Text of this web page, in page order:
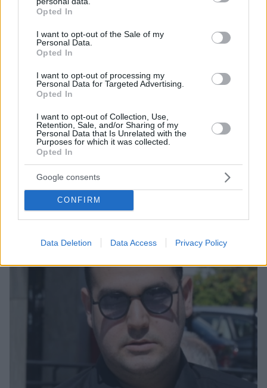
grant or deny consent to Google and its third-party tags to
use your data for below specified purposes in below Google
consent section.
Opted In
I want to opt-out of the Sale of my
Personal Data.
Opted In
I want to opt-out of processing my
Personal Data for Targeted Advertising.
Opted In
I want to opt-out of Collection, Use,
Retention, Sale, and/or Sharing of my
Personal Data that Is Unrelated with the
Purposes for which it was collected.
Opted In
Google consents
CONFIRM
Data Deletion Data Access Privacy Policy
Στη ΓΑΔΑ κρατείται η 46χρονη που κατηγορείται
για την επίθεση στη Marfin, δείτε βίντεο και
φωτογραφίες
06.08.2026, 23:17